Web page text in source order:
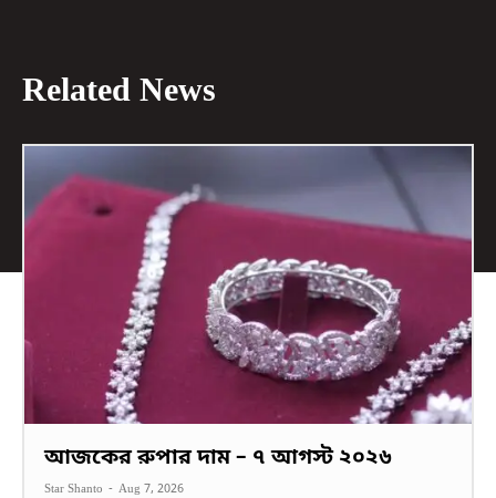
Related News
আজকের রুপার দাম – ৭ আগস্ট ২০২৬
Star Shanto - Aug 7, 2026